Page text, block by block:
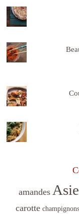
amandes Asie
carotte champignons